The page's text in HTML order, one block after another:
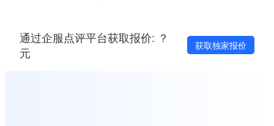
通过企服点评平台获取报价: ？
元
获取独家报价